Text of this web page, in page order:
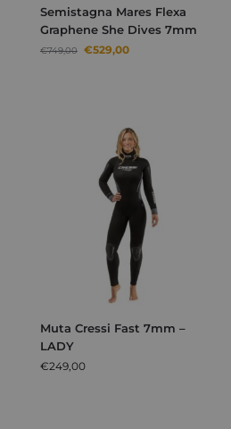
Semistagna Mares Flexa
Graphene She Dives 7mm
€749,00 €529,00
Muta Cressi Fast 7mm –
LADY
€249,00